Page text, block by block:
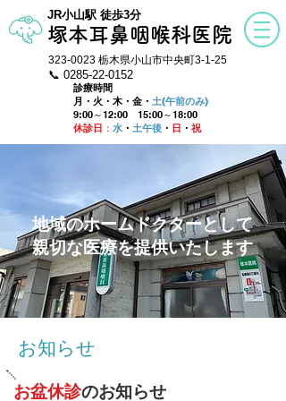
323-0023 栃木県小山市中央町3-1-25
塚本耳鼻咽喉科医院
​JR小山駅 徒歩3分
📞 0285-22-0152
診療時間
月・火・木・金・ 土(午前のみ)
9:00～12:00 15:00～18:00
休診日 ： 水 ・ 土午後 ・ 日 ・ 祝
地域のホームドクターとして
親切な​医療を提供いたします
​お知らせ
お盆休診のお知らせ